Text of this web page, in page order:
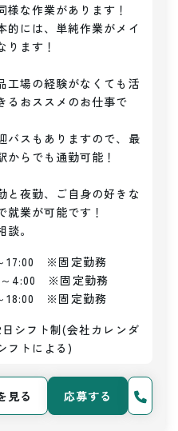
様な作業があります！
的には、単純作業がメイ
ります！
工場の経験がなくても活
るおススメのお仕事で
バスもありますので、最
からでも通勤可能！
と夜勤、ご自身の好きな
就業が可能です！
。
17:00　※固定勤務
4:00　※固定勤務
18:00　※固定勤務
日シフト制(会社カレンダ
フトによる)
見る 応募する